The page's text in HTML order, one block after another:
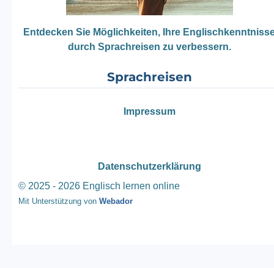
Entdecken Sie Möglichkeiten, Ihre
durch Sprachreisen zu verbessern.
Sprachreisen
Impressum
Datenschutzerklärung
© 2025 - 2026 Englisch lernen online
Mit Unterstützung von Webador